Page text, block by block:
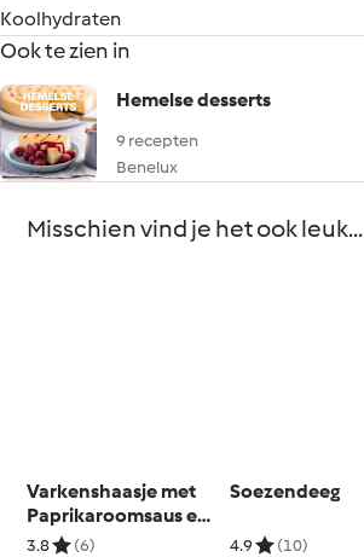
Koolhydraten
Ook te zien in
Hemelse desserts
9 recepten
Benelux
Misschien vind je het ook leuk...
Varkenshaasje met
Paprikaroomsaus en
Linguine
3.8 (6)
Soezendeeg
4.9 (10)